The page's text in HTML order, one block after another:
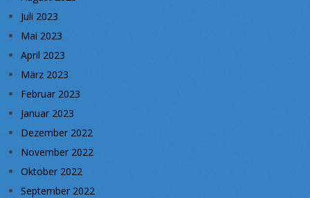
Juli 2023
Mai 2023
April 2023
März 2023
Februar 2023
Januar 2023
Dezember 2022
November 2022
Oktober 2022
September 2022